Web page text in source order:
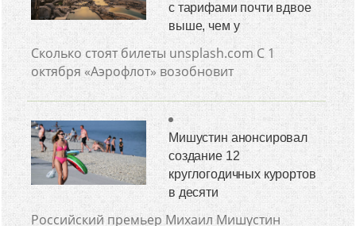
с тарифами почти вдвое
выше, чем у
Сколько стоят билеты unsplash.com С 1
октября «Аэрофлот» возобновит
Мишустин анонсировал
создание 12
круглогодичных курортов
в десяти
Российский премьер Михаил Мишустин